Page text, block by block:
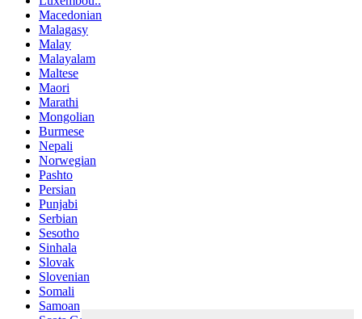
Macedonian
Malagasy
Malay
Malayalam
Maltese
Maori
Marathi
Mongolian
Burmese
Nepali
Norwegian
Pashto
Persian
Punjabi
Serbian
Sesotho
Sinhala
Slovak
Slovenian
Somali
Samoan